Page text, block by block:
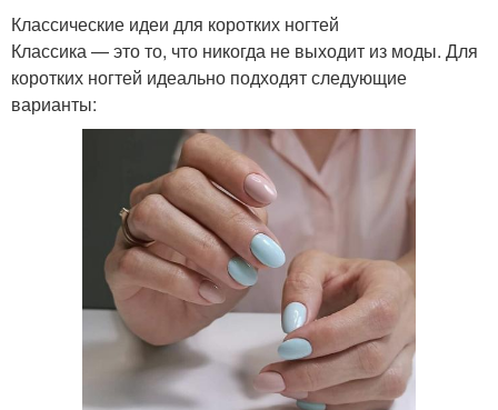
Классические идеи для коротких ногтей
Классика — это то, что никогда не выходит из моды. Для
коротких ногтей идеально подходят следующие
варианты: